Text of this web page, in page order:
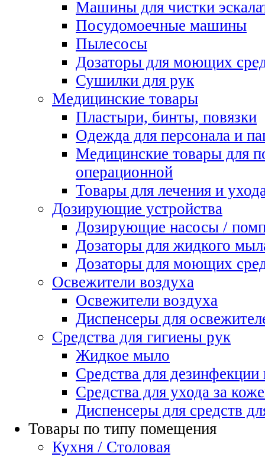
Машины для чистки
Посудомоечные машины
Пылесосы
Дозаторы для моющих
Сушилки для рук
Медицинские товары
Пластыри, бинты, повязки
Одежда для персонала и
Медицинские товары для
операционной
Товары для лечения и
Дозирующие устройства
Дозирующие насосы /
Дозаторы для жидкого
Дозаторы для моющих
Освежители воздуха
Освежители воздуха
Диспенсеры для
Средства для гигиены рук
Жидкое мыло
Средства для
Средства для ухода за
Диспенсеры для средств
Товары по типу помещения
Кухня / Столовая